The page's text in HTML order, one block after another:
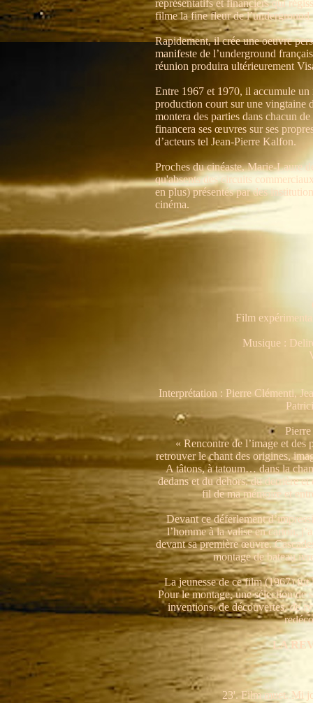
représentatifs et financiers qui
filme la fine fleur de l’underground
Rapidement, il crée une oeuvre
manifeste de l’underground
réunion produira ultérieurement
Entre 1967 et 1970, il accumule
production court sur une vingtaine
montera des parties dans chacun
financera ses œuvres sur ses
d’acteurs tel Jean-Pierre Kalfon.
Proches du cinéaste, Marie-Laure
qu'absents des circuits
en plus) présentés par des
cinéma.
Film
Musique :
Interprétation : Pierre Clémenti,
« Rencontre de l’image et
retrouver le chant des origines,
A tâtons, à tatoum… dans la
dedans et du dehors, du derrière
fil de ma mémoire et
Devant ce déferlement
l’homme à la valise en carton,
devant sa première œuvre.
montage de bateau
La jeunesse de ce film (1967)
Pour le montage, une sélection de
inventions, de découvertes, de
LA
23'. Film muet. Mi